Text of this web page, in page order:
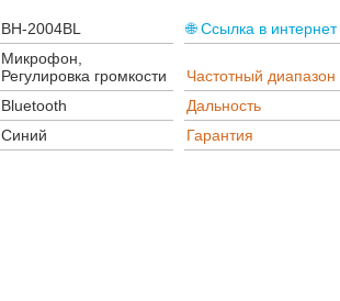
BH-2004BL 🌐 Ссылка в интернет
Микрофон,
Регулировка громкости
Частотный диапазон
Bluetooth Дальность
Синий Гарантия